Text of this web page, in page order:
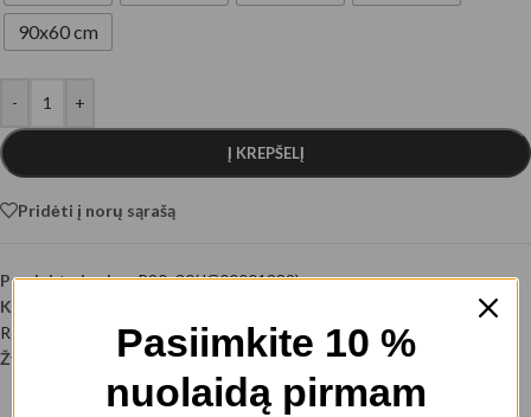
90x60 cm
- +
Į KREPŠELĮ
Pridėti į norų sąrašą
Produkto kodas:P20x30(JG00001389)
Kategorijos:
Kiti meniški
Retro
Žyma:
Vertikalūs paveikslai
Pasiimkite 10 %
nuolaidą pirmam